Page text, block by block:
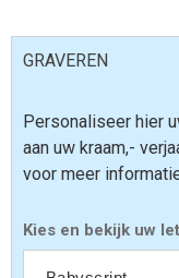
GRAVEREN
Personaliseer hier
aan uw kraam,-
voor meer
Kies en bekijk uw